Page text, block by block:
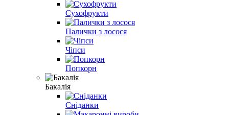
Сухофрукти
Палички з лосося
Чіпси
Попкорн
Бакалія
Сніданки